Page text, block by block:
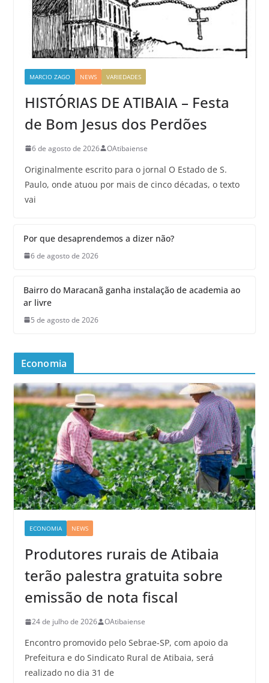
MARCIO ZAGO NEWS VARIEDADES
HISTÓRIAS DE ATIBAIA – Festa
de Bom Jesus dos Perdões
6 de agosto de 2026 OAtibaiense
Originalmente escrito para o jornal O Estado de S.
Paulo, onde atuou por mais de cinco décadas, o texto
vai
Por que desaprendemos a dizer não?
6 de agosto de 2026
Bairro do Maracanã ganha instalação de academia ao
ar livre
5 de agosto de 2026
Economia
ECONOMIA NEWS
Produtores rurais de Atibaia
terão palestra gratuita sobre
emissão de nota fiscal
24 de julho de 2026 OAtibaiense
Encontro promovido pelo Sebrae-SP, com apoio da
Prefeitura e do Sindicato Rural de Atibaia, será
realizado no dia 31 de